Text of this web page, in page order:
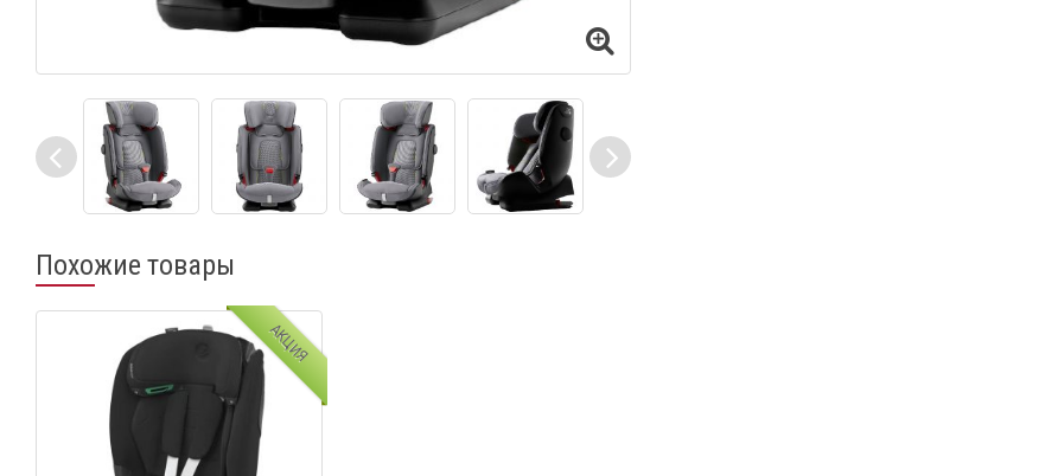
Похожие товары
АКЦИЯ